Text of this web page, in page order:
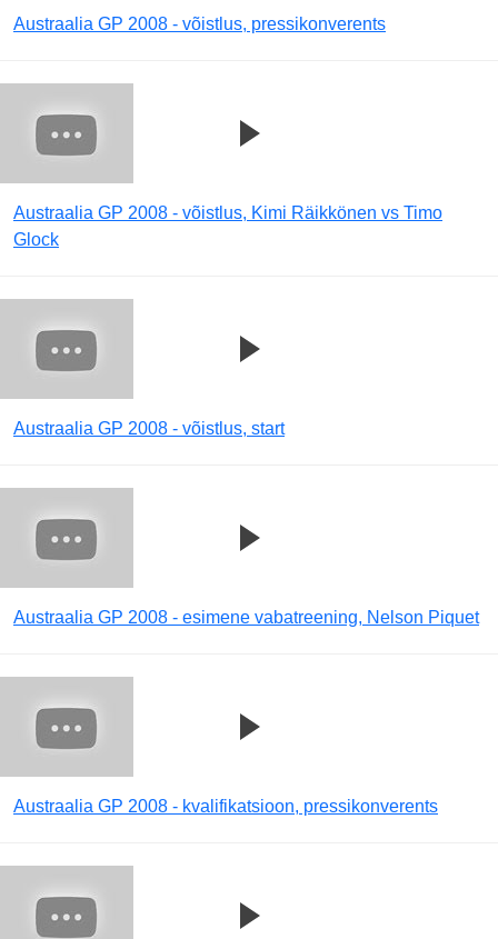
Austraalia GP 2008 - võistlus, pressikonverents
Austraalia GP 2008 - võistlus, Kimi Räikkönen vs Timo
Glock
Austraalia GP 2008 - võistlus, start
Austraalia GP 2008 - esimene vabatreening, Nelson Piquet
Austraalia GP 2008 - kvalifikatsioon, pressikonverents